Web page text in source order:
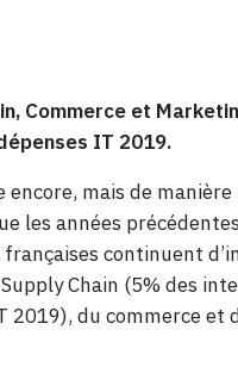
Commerce et
IT 2019.
encore, mais de manière
les années
continuent
Chain (5% des
2019), du commerce et